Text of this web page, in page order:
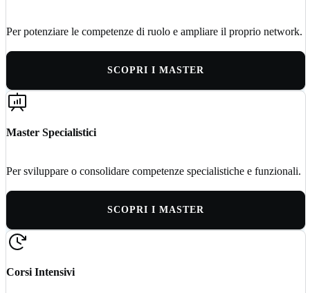
Per potenziare le competenze di ruolo e ampliare il proprio network.
SCOPRI I MASTER
Master Specialistici
Per sviluppare o consolidare competenze specialistiche e funzionali.
SCOPRI I MASTER
Corsi Intensivi